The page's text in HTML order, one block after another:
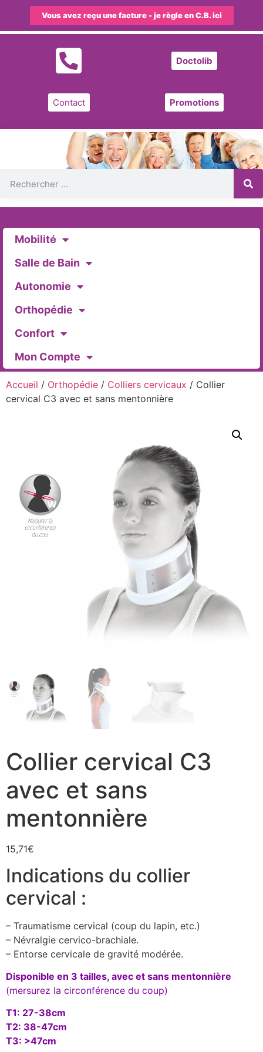
Vous avez reçu une facture - je règle en C.B. ici
Doctolib
Contact Promotions
Mobilité
Salle de Bain
Autonomie
Orthopédie
Confort
Mon Compte
Accueil / Orthopédie / Colliers cervicaux / Collier
cervical C3 avec et sans mentonnière
Collier cervical C3
avec et sans
mentonnière
15,71€
Indications du collier
cervical :
– Traumatisme cervical (coup du lapin, etc.)
– Névralgie cervico-brachiale.
– Entorse cervicale de gravité modérée.
Disponible en 3 tailles, avec et sans mentonnière
(mersurez la circonférence du coup)
T1: 27-38cm
T2: 38-47cm
T3: >47cm